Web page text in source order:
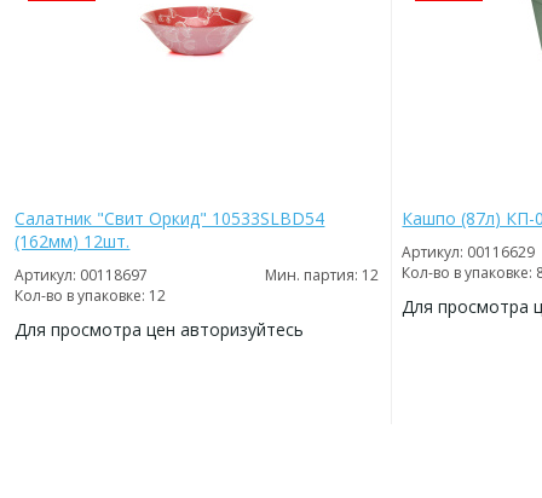
Салатник "Свит Оркид" 10533SLBD54
(162мм) 12шт.
Артикул: 00118697
Мин. партия: 12
Кол-во в упаковке: 12
Для просмотра цен авторизуйтесь
Кашпо (87л) КП-
Артикул: 00116629
Кол-во в упаковке:
Для просмотра